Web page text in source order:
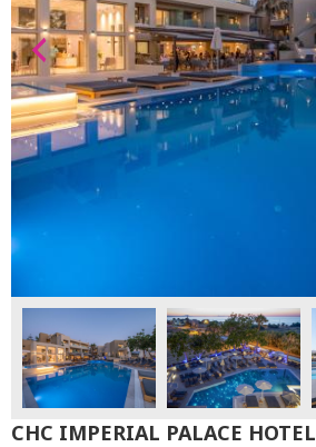
CHC IMPERIAL PALACE HOTEL